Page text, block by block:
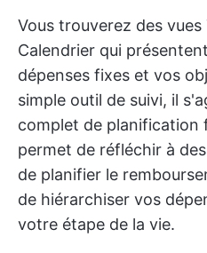
Vous trouverez des vues
Calendrier qui
dépenses fixes et vos
simple outil de suivi, il
complet de planification
permet de réfléchir à
de planifier le
de hiérarchiser vos
votre étape de la vie.